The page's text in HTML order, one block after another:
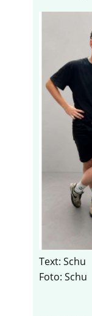
Text: Schu
Foto: Schu